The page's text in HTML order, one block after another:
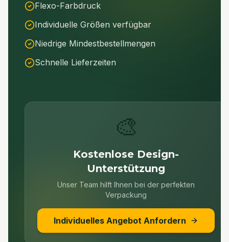
Flexo-Farbdruck
Individuelle Größen verfügbar
Niedrige Mindestbestellmengen
Schnelle Lieferzeiten
🎨
Kostenlose Design-
Unterstützung
Unser Team hilft Ihnen bei der perfekten
Verpackung
Individuelles Angebot Anfordern